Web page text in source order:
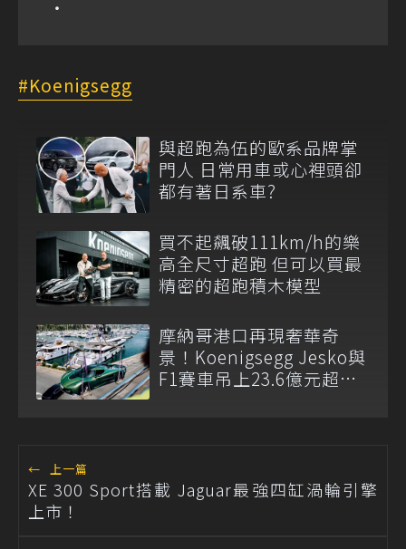
Koenigsegg
與超跑為伍的歐系品牌掌
門人 日常用車或心裡頭卻
都有著日系車?
買不起飆破111km/h的樂
高全尺寸超跑 但可以買最
精密的超跑積木模型
摩納哥港口再現奢華奇
景！Koenigsegg Jesko與
F1賽車吊上23.6億元超級
← 上一篇
XE 300 Sport搭載 Jaguar最強四缸渦輪引擎
上市！